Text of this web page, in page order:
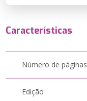
Características
Número de páginas
Edição